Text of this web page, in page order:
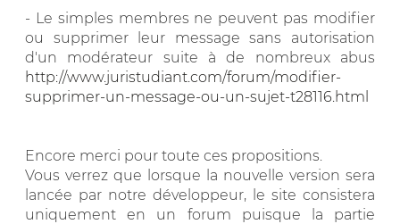
- Le simples membres ne peuvent pas modifier
ou supprimer leur message sans autorisation
d'un modérateur suite à de nombreux abus
http://www.juristudiant.com/forum/modifier-
supprimer-un-message-ou-un-sujet-t28116.html
Encore merci pour toute ces propositions.
Vous verrez que lorsque la nouvelle version sera
lancée par notre développeur, le site consistera
uniquement en un forum puisque la partie